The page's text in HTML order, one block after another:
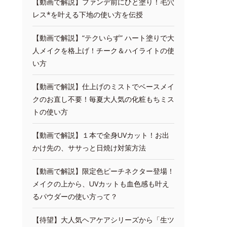
レス*を叶える下地の使い方を伝授
【動画で解説】“テクいらず” ハート塗りで大
人メイクを格上げ！チーク＆ハイライトの使
い方
【動画で解説】仕上げのミストでベースメイ
クのお直し不要！毎夏大人気の化粧もちミス
トの使い方
【動画で解説】１本で全身UVカット！お出
かけ先の、ササっと日焼け対策方法
【動画で解説】限定色ピーチネクター登場！
メイクの上から、UVカットも血色感も叶え
るパウダーの使い方って？
【待望】大人気ヘアケアシリーズから「生ツ